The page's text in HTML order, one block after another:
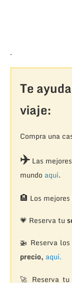
.
Te
viaje:
Compra una
✈️Las
mundo aquí.
🏨 Los mejores
💗 Reserva tu
🚁 Reserva
precio, aquí.
🚀 Reserva tu